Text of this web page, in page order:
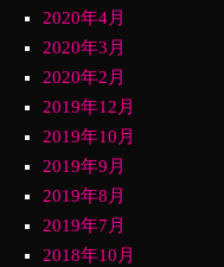
2020年4月
2020年3月
2020年2月
2019年12月
2019年10月
2019年9月
2019年8月
2019年7月
2018年10月